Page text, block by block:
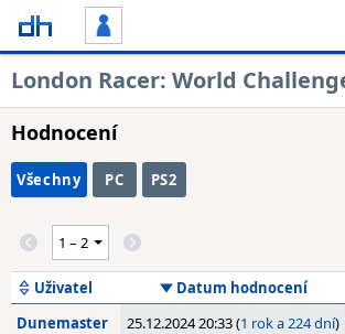
London Racer: World
Hodnocení
Všechny PC PS2
Uživatel Datum hodnocení
Dunemaster
25.12.2024 20:33 (1 rok a 224 dní)